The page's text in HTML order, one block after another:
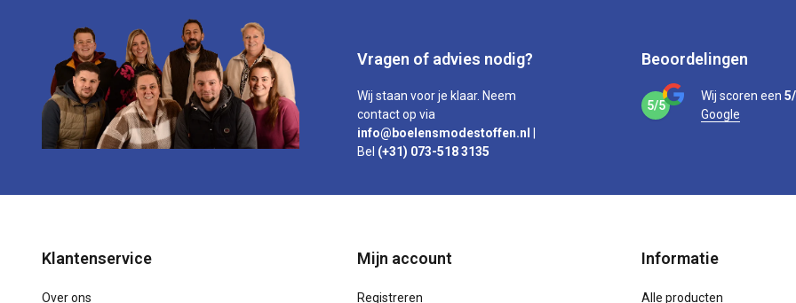
Vragen of advies nodig?
Wij staan voor je klaar. Neem
contact op via
info@boelensmodestoffen.nl
Bel (+31) 073-518 3135
Beoordelingen
5/5
Wij scoren een
Google
Klantenservice
Over ons
Mijn account
Registreren
Informatie
Alle producten